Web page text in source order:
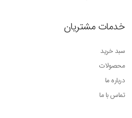
خدمات مشتریان
سبد خرید
محصولات
درباره ما
تماس با ما